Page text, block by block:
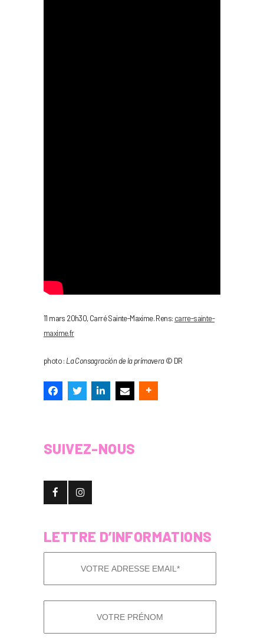
11 mars 20h30, Carré Sainte-Maxime. Rens: carre-sainte-
maxime.fr
photo : La Consagración de la primavera© DR
SUIVEZ-NOUS
LETTRE D’INFORMATIONS